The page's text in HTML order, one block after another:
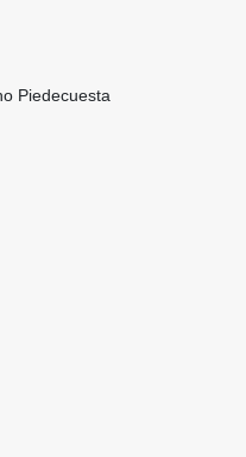
Piedecuesta